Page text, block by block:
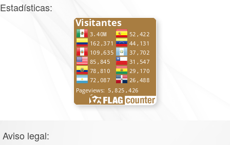
Estadísticas:
Aviso legal: